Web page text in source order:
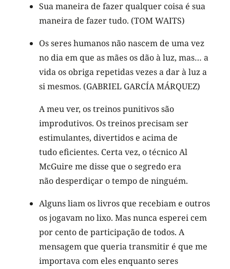
Sua maneira de fazer qualquer coisa é sua
maneira de fazer tudo. (TOM WAITS)
Os seres humanos não nascem de uma vez
no dia em que as mães os dão à luz, mas… a
vida os obriga repetidas vezes a dar à luz a
si mesmos. (GABRIEL GARCÍA MÁRQUEZ)
A meu ver, os treinos punitivos são
improdutivos. Os treinos precisam ser
estimulantes, divertidos e acima de
tudo eficientes. Certa vez, o técnico Al
McGuire me disse que o segredo era
não desperdiçar o tempo de ninguém.
Alguns liam os livros que recebiam e outros
os jogavam no lixo. Mas nunca esperei cem
por cento de participação de todos. A
mensagem que queria transmitir é que me
importava com eles enquanto seres